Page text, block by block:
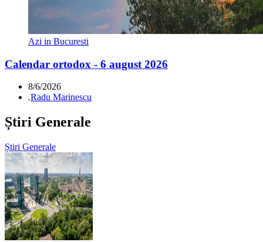
Azi in Bucuresti
Calendar ortodox - 6 august 2026
8/6/2026
.Radu Marinescu
Știri Generale
Știri Generale